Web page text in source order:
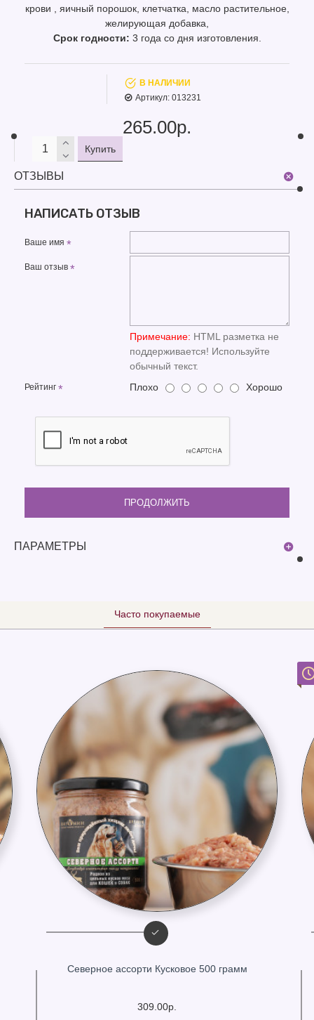
крови , яичный порошок, клетчатка, масло растительное,
желирующая добавка,
Срок годности: 3 года со дня изготовления.
265.00р.
В НАЛИЧИИ
Артикул: 013231
Купить
ОТЗЫВЫ
НАПИСАТЬ ОТЗЫВ
Ваше имя
Ваш отзыв
Примечание: HTML разметка не
поддерживается! Используйте
обычный текст.
Рейтинг Плохо Хорошо
ПРОДОЛЖИТЬ
ПАРАМЕТРЫ
Часто покупаемые
Северное ассорти Кусковое 500 грамм
309.00р.